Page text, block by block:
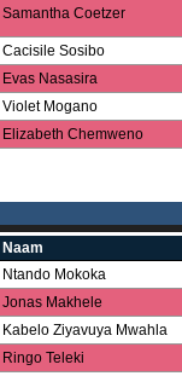
Samantha Coetzer
Cacisile Sosibo
Evas Nasasira
Violet Mogano
Elizabeth Chemweno
Naam
Ntando Mokoka
Jonas Makhele
Kabelo Ziyavuya Mwahla
Ringo Teleki